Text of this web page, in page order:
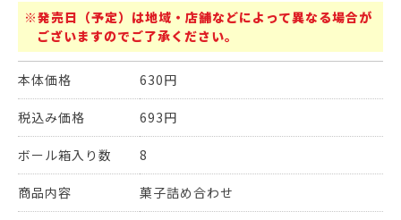
※発売日（予定）は地域・店舗などによって異なる場合が
ございますのでご了承ください。
本体価格 630円
税込み価格 693円
ボール箱入り数 8
商品内容 菓子詰め合わせ